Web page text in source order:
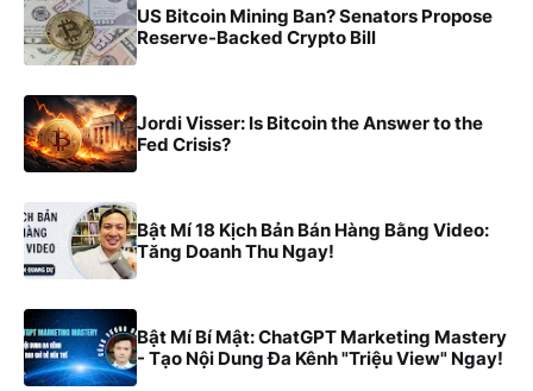
US Bitcoin Mining Ban? Senators Propose
Reserve-Backed Crypto Bill
Jordi Visser: Is Bitcoin the Answer to the
Fed Crisis?
Bật Mí 18 Kịch Bản Bán Hàng Bằng Video:
Tăng Doanh Thu Ngay!
Bật Mí Bí Mật: ChatGPT Marketing Mastery
- Tạo Nội Dung Đa Kênh "Triệu View" Ngay!